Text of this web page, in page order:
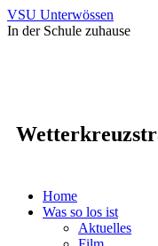
VSU Unterwössen
In der Schule zuhause
Home
Was so los ist
Aktuelles